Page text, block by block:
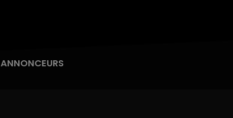
ANNONCEURS